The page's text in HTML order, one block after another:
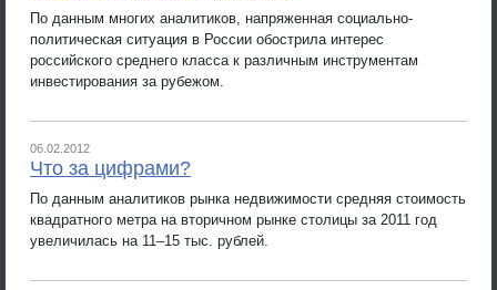
По данным многих аналитиков, напряженная социально-
политическая ситуация в России обострила интерес
российского среднего класса к различным инструментам
инвестирования за рубежом.
06.02.2012
Что за цифрами?
По данным аналитиков рынка недвижимости средняя стоимость
квадратного метра на вторичном рынке столицы за 2011 год
увеличилась на 11–15 тыс. рублей.